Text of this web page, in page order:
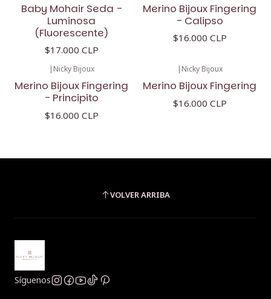
Baby Mohair Seda -
Luminosa
(Fluorescente)
$17.000 CLP
Merino Bijoux Fingering
- Calipso
$16.000 CLP
| Nicky Bijoux
Merino Bijoux Fingering
- Principito
$16.000 CLP
| Nicky Bijoux
Merino Bijoux Fingering
$16.000 CLP
VOLVER ARRIBA
Síguenos